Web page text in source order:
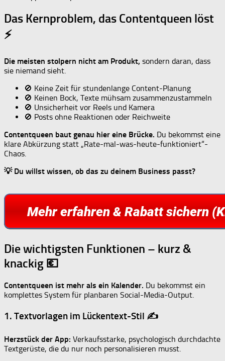
Das Kernproblem, das Contentqueen löst
⚡
Die meisten stolpern nicht am Produkt, sondern daran, dass
sie niemand sieht.
🚫 Keine Zeit für stundenlange Content-Planung
🚫 Keinen Bock, Texte mühsam zusammenzustammeln
🚫 Unsicherheit vor Reels und Kamera
🚫 Posts ohne Reaktionen oder Reichweite
Contentqueen baut genau hier eine Brücke. Du bekommst eine
klare Abkürzung statt „Rate-mal-was-heute-funktioniert“-
Chaos.
💡 Du willst wissen, ob das zu deinem Business passt?
Die wichtigsten Funktionen – kurz &
knackig 💶
Contentqueen ist mehr als ein Kalender. Du bekommst ein
komplettes System für planbaren Social-Media-Output.
1. Textvorlagen im Lückentext-Stil ✍️
Herzstück der App: Verkaufsstarke, psychologisch durchdachte
Textgerüste, die du nur noch personalisieren musst.